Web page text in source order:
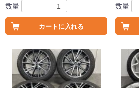
数量
カートに入れる
数量